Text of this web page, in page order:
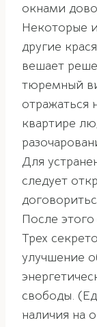
окнами
Некоторые
другие
вешает
тюремный
отражаться
квартире
Для
следует
После
Трех
улучшение
свободы.
наличия на